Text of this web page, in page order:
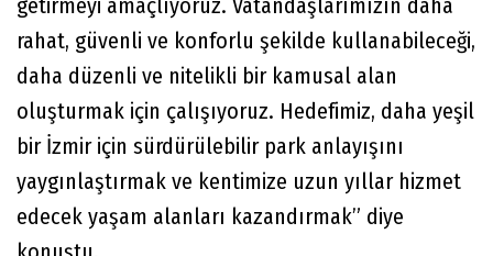
rahat, güvenli ve konforlu şekilde kullanabileceği,
daha düzenli ve nitelikli bir kamusal alan
oluşturmak için çalışıyoruz. Hedefimiz, daha yeşil
bir İzmir için sürdürülebilir park anlayışını
yaygınlaştırmak ve kentimize uzun yıllar hizmet
edecek yaşam alanları kazandırmak” diye